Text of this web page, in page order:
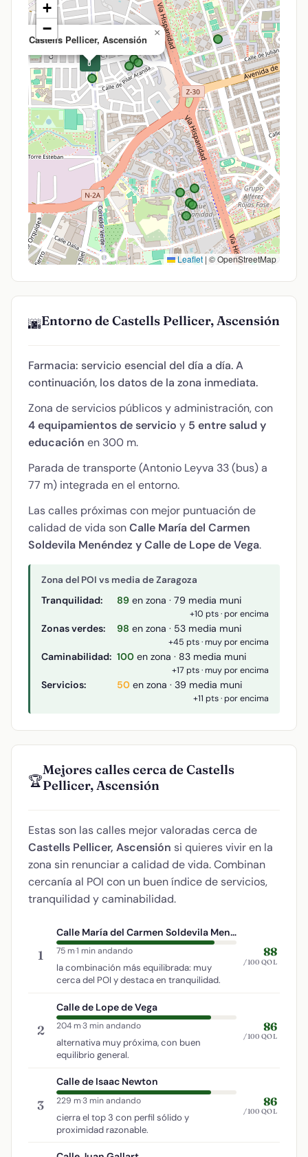
💊
Castells Pellicer, Ascensión
×
+
−
Leaflet | © OpenStreetMap
🌆Entorno de Castells Pellicer, Ascensión
Farmacia: servicio esencial del día a día. A
continuación, los datos de la zona inmediata.
Zona de servicios públicos y administración, con
4 equipamientos de servicio y 5 entre salud y
educación en 300 m.
Parada de transporte (Antonio Leyva 33 (bus) a
77 m) integrada en el entorno.
Las calles próximas con mejor puntuación de
calidad de vida sonCalle María del Carmen
Soldevila Menéndez y Calle de Lope de Vega.
Zona del POI vs media de Zaragoza
Tranquilidad: 89 en zona · 79 media muni
+10 pts · por encima
Zonas verdes: 98 en zona · 53 media muni
+45 pts · muy por encima
Caminabilidad: 100 en zona · 83 media muni
+17 pts · muy por encima
Servicios: 50 en zona · 39 media muni
+11 pts · por encima
🏆
Mejores calles cerca de Castells
Pellicer, Ascensión
Estas son las calles mejor valoradas cerca de
Castells Pellicer, Ascensión si quieres vivir en la
zona sin renunciar a calidad de vida. Combinan
cercanía al POI con un buen índice de servicios,
tranquilidad y caminabilidad.
1
Calle María del Carmen Soldevila Menéndez
75 m·1 min andando
la combinación más equilibrada: muy
cerca del POI y destaca en tranquilidad.
88
/100 QOL
2
Calle de Lope de Vega
204 m·3 min andando
alternativa muy próxima, con buen
equilibrio general.
86
/100 QOL
3
Calle de Isaac Newton
229 m·3 min andando
cierra el top 3 con perfil sólido y
proximidad razonable.
86
/100 QOL